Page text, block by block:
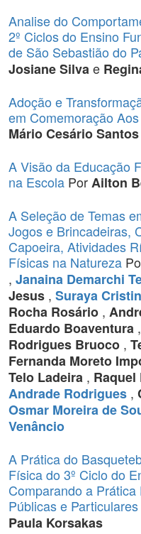
Analise do
2º Ciclos do Ensino
de São Sebastião do
Josiane Silvae
Adoção e
em Comemoração
Mário Cesário Santos
A Visão da Educação
na Escola PorAilton
A Seleção de Temas
Jogos e Brincadeiras,
Capoeira, Atividades
Físicas na Natureza
, Janaina Demarchi
Jesus , Suraya
Rocha Rosário ,
Eduardo Boaventura ,
Rodrigues Bruoco ,
Fernanda Moreto
Telo Ladeira ,
Andrade Rodrigues ,
Osmar Moreira de
Venâncio
A Prática do
Física do 3º Ciclo do
Comparando a
Públicas e Particulares
Paula Korsakas